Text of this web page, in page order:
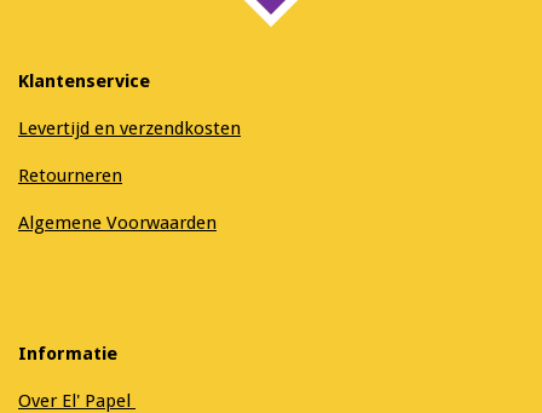
Klantenservice
Levertijd en verzendkosten
Retourneren
Algemene Voorwaarden
Informatie
Over El' Papel